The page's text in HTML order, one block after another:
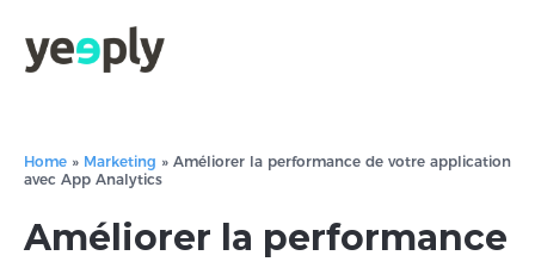
Home » Marketing » Améliorer la performance de votre application
avec App Analytics
Améliorer la performance